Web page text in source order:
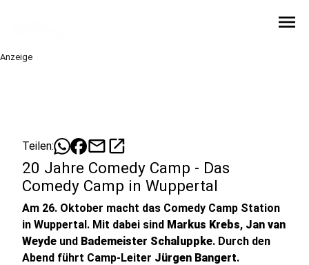
menu
Anzeige
Teilen: mailopen_in_new
20 Jahre Comedy Camp - Das
Comedy Camp in Wuppertal
Am 26. Oktober macht das Comedy Camp Station
in Wuppertal. Mit dabei sind Markus Krebs, Jan van
Weyde und Bademeister Schaluppke. Durch den
Abend führt Camp-Leiter Jürgen Bangert.